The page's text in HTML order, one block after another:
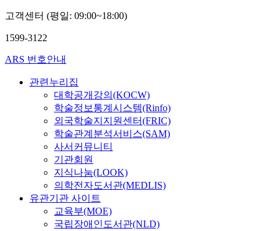
고객센터 (평일: 09:00~18:00)
1599-3122
ARS 번호안내
관련누리집
대학공개강의(KOCW)
학술정보통계시스템(Rinfo)
외국학술지지원센터(FRIC)
학술관계분석서비스(SAM)
사서커뮤니티
기관회원
지식나눔(LOOK)
의학전자도서관(MEDLIS)
유관기관 사이트
교육부(MOE)
국립장애인도서관(NLD)